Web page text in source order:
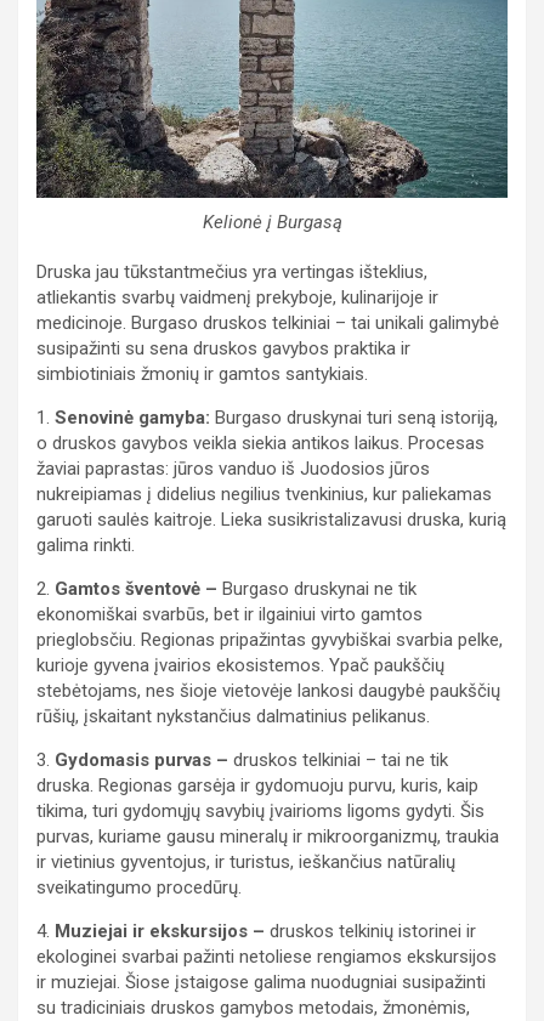
Kelionė į Burgasą
Druska jau tūkstantmečius yra vertingas išteklius,
atliekantis svarbų vaidmenį prekyboje, kulinarijoje ir
medicinoje. Burgaso druskos telkiniai – tai unikali galimybė
susipažinti su sena druskos gavybos praktika ir
simbiotiniais žmonių ir gamtos santykiais.
1. Senovinė gamyba: Burgaso druskynai turi seną istoriją,
o druskos gavybos veikla siekia antikos laikus. Procesas
žaviai paprastas: jūros vanduo iš Juodosios jūros
nukreipiamas į didelius negilius tvenkinius, kur paliekamas
garuoti saulės kaitroje. Lieka susikristalizavusi druska, kurią
galima rinkti.
2. Gamtos šventovė – Burgaso druskynai ne tik
ekonomiškai svarbūs, bet ir ilgainiui virto gamtos
prieglobsčiu. Regionas pripažintas gyvybiškai svarbia pelke,
kurioje gyvena įvairios ekosistemos. Ypač paukščių
stebėtojams, nes šioje vietovėje lankosi daugybė paukščių
rūšių, įskaitant nykstančius dalmatinius pelikanus.
3. Gydomasis purvas – druskos telkiniai – tai ne tik
druska. Regionas garsėja ir gydomuoju purvu, kuris, kaip
tikima, turi gydomųjų savybių įvairioms ligoms gydyti. Šis
purvas, kuriame gausu mineralų ir mikroorganizmų, traukia
ir vietinius gyventojus, ir turistus, ieškančius natūralių
sveikatingumo procedūrų.
4. Muziejai ir ekskursijos – druskos telkinių istorinei ir
ekologinei svarbai pažinti netoliese rengiamos ekskursijos
ir muziejai. Šiose įstaigose galima nuodugniai susipažinti
su tradiciniais druskos gamybos metodais, žmonėmis,